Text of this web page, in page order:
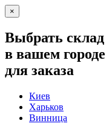
×
Выбрать склад
в вашем городе
для заказа
Киев
Харьков
Винница